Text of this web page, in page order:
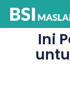
Lewati
Ini